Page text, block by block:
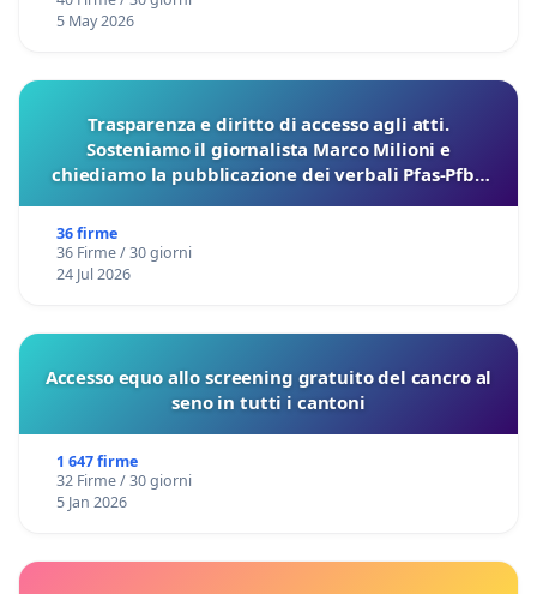
5 May 2026
Trasparenza e diritto di accesso agli atti.
Sosteniamo il giornalista Marco Milioni e
chiediamo la pubblicazione dei verbali Pfas-Pfba
36 firme
36 Firme / 30 giorni
24 Jul 2026
Accesso equo allo screening gratuito del cancro al
seno in tutti i cantoni
1 647 firme
32 Firme / 30 giorni
5 Jan 2026